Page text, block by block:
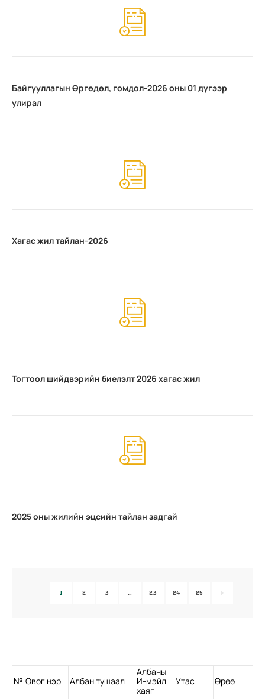
Байгууллагын Өргөдөл, гомдол-2026 оны 01 дүгээр
улирал
Хагас жил тайлан-2026
Тогтоол шийдвэрийн биелэлт 2026 хагас жил
2025 оны жилийн эцсийн тайлан задгай
1 2 3 … 23 24 25
№ Овог нэр Албан тушаал
Албаны
И-мэйл
хаяг
Утас Өрөө